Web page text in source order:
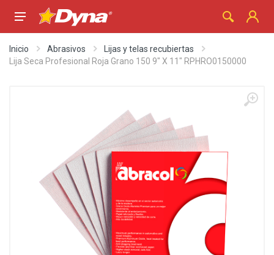
Inicio Abrasivos
Lijas y telas recubiertas
Lija Seca Profesional Roja Grano 150 9" X 11" RPHRO0150000